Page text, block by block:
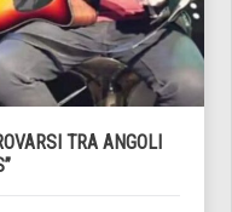
TRA ANGOLI